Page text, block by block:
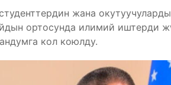
жана
ортосунда илимий иштерди
кол коюлду.